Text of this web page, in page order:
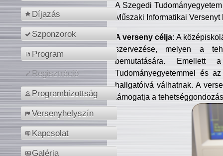
Díjazás
Szponzorok
Program
Regisztráció
Programbizottság
Versenyhelyszín
Kapcsolat
Galéria
A Szegedi
Műszaki Informatikai
A verseny célja: A
szervezése, melyen a
bemutatására. Emellett
Tudományegyetemmel és
hallgatóivá válhatnak. A
támogatja a